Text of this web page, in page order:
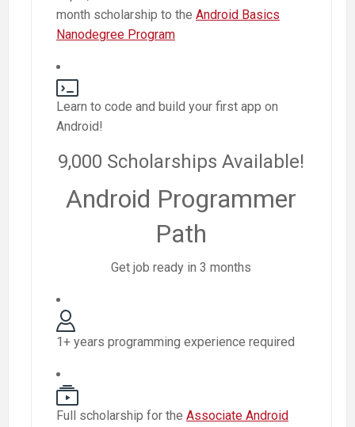
month scholarship to the Android Basics
Nanodegree Program
Learn to code and build your first app on
Android!
9,000 Scholarships Available!
Android Programmer
Path
Get job ready in 3 months
1+ years programming experience required
Full scholarship for the Associate Android